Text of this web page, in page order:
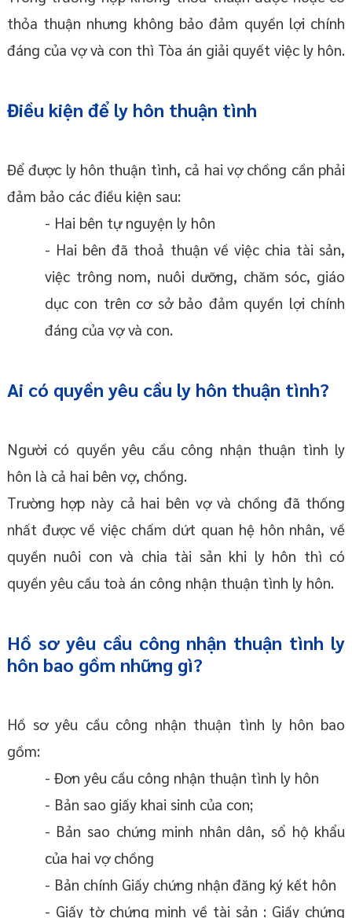
thỏa thuận nhưng không bảo đảm quyền lợi chính
đáng của vợ và con thì Tòa án giải quyết việc ly hôn.
Điều kiện để ly hôn thuận tình
Để được ly hôn thuận tình, cả hai vợ chồng cần phải
đảm bảo các điều kiện sau:
- Hai bên tự nguyện ly hôn
- Hai bên đã thoả thuận về việc chia tài sản,
việc trông nom, nuôi dưỡng, chăm sóc, giáo
dục con trên cơ sở bảo đảm quyền lợi chính
đáng của vợ và con.
Ai có quyền yêu cầu ly hôn thuận tình?
Người có quyền yêu cầu công nhận thuận tình ly
hôn là cả hai bên vợ, chồng.
Trường hợp này cả hai bên vợ và chồng đã thống
nhất được về việc chấm dứt quan hệ hôn nhân, về
quyền nuôi con và chia tài sản khi ly hôn thì có
quyền yêu cầu toà án công nhận thuận tình ly hôn.
Hồ sơ yêu cầu công nhận thuận tình ly
hôn bao gồm những gì?
Hồ sơ yêu cầu công nhận thuận tình ly hôn bao
gồm:
- Đơn yêu cầu công nhận thuận tình ly hôn
- Bản sao giấy khai sinh của con;
- Bản sao chứng minh nhân dân, sổ hộ khẩu
của hai vợ chồng
- Bản chính Giấy chứng nhận đăng ký kết hôn
- Giấy tờ chứng minh về tài sản : Giấy chứng